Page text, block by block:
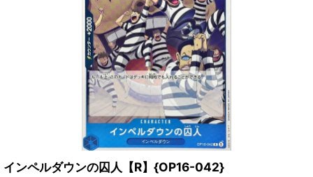
インペルダウンの囚人【R】{OP16-042}